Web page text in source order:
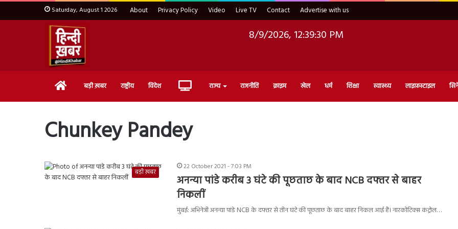
Saturday, August 1 2026 About Privacy Policy Video Live TV Contact Advertise with us
8/9/2026, 12:39:31 PM
Home बड़ी ख़बर राष्ट्रीय विदेश Live राज्य राजनीति क्राइम खेल धर्म शिक्षा स्वास्थ्य लाइफ़स्टाइल
Chunkey Pandey
बड़ी ख़बर
22 October 2021 - 7:03 PM
अनन्या पांडे करीब 3 घंटे की पूछताछ के बाद NCB दफ्तर से बाहर
निकलीं
मुंबई: अभिनेत्री अनन्या पांडे NCB के दफ्तर से तीन घंटे की पूछताछ के बाद बाहर निकल आई हैं। नारकोटिक्स कंट्रोल…